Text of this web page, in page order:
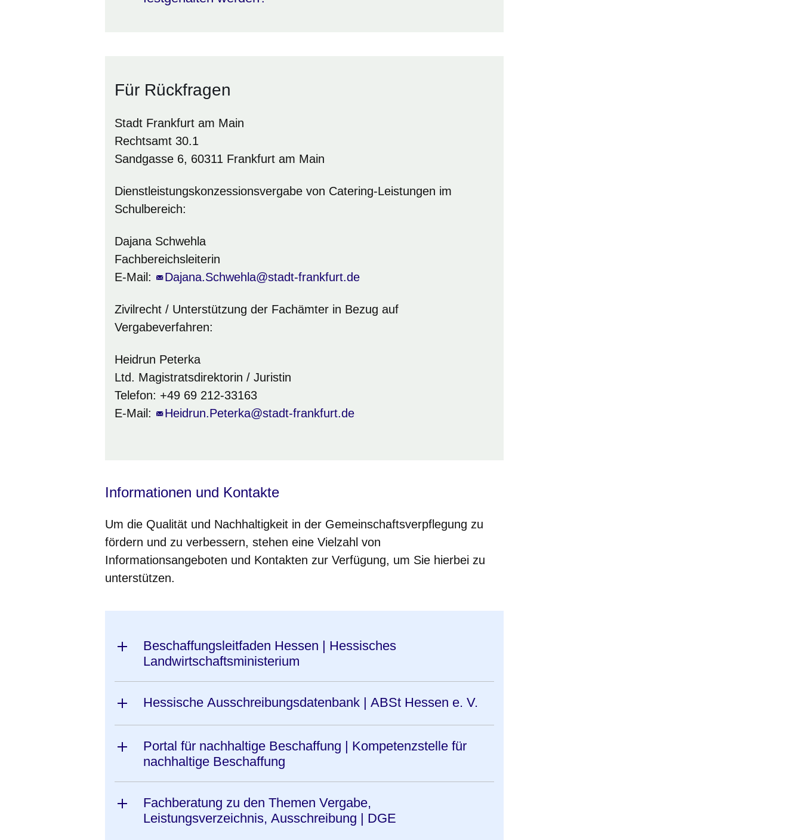
Für Rückfragen
Stadt Frankfurt am Main
Rechtsamt 30.1
Sandgasse 6, 60311 Frankfurt am Main
Dienstleistungskonzessionsvergabe von Catering-Leistungen im
Schulbereich:
Dajana Schwehla
Fachbereichsleiterin
E-Mail:
Dajana.Schwehla@stadt-frankfurt.de
Zivilrecht / Unterstützung der Fachämter in Bezug auf
Vergabeverfahren:
Heidrun Peterka
Ltd. Magistratsdirektorin / Juristin
Telefon: +49 69 212-33163
E-Mail:
Heidrun.Peterka@stadt-frankfurt.de
Informationen und Kontakte
Um die Qualität und Nachhaltigkeit in der Gemeinschaftsverpflegung zu
fördern und zu verbessern, stehen eine Vielzahl von
Informationsangeboten und Kontakten zur Verfügung, um Sie hierbei zu
unterstützen.
Beschaffungsleitfaden Hessen | Hessisches
Landwirtschaftsministerium
Hessische Ausschreibungsdatenbank | ABSt Hessen e. V.
Portal für nachhaltige Beschaffung | Kompetenzstelle für
nachhaltige Beschaffung
Fachberatung zu den Themen Vergabe,
Leistungsverzeichnis, Ausschreibung | DGE